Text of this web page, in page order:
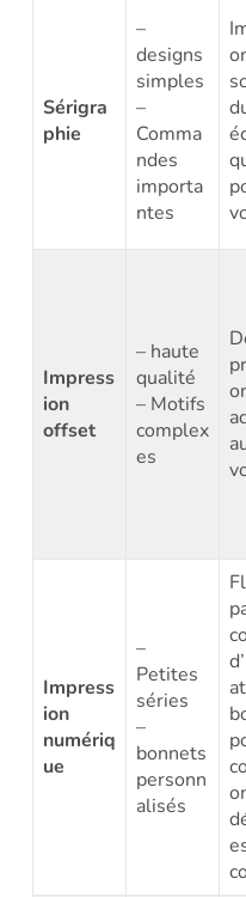
Sérigra
phie
–
designs
simples
–
Comma
ndes
importa
ntes
Impress
ion
offset
– haute
qualité
– Motifs
complex
es
Impress
ion
numériq
ue
–
Petites
séries
–
bonnets
personn
alisés